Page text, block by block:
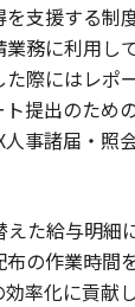
支援する制
務に利用し
際にはレポ
提出のため
事諸届・照
た給与明細
の作業時間
率化に貢献